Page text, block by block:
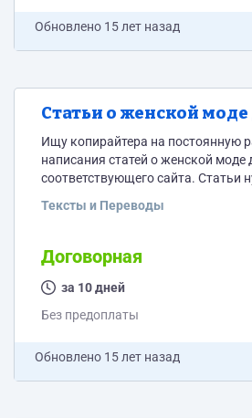
Обновлено 15 лет назад
Статьи о женской моде
Ищу копирайтера на постоянную
написания статей о женской моде
соответствующего сайта. Статьи
статья - где-то по 3000-4000
Примеры статей, что я хочу
www.inmoment.ru/beauty/fashion/
2012.html www.inmoment.ru/
на ваш выбор. Пока закажу одну
Тексты и Переводы
Договорная
за 10 дней
Без предоплаты
Обновлено 15 лет назад